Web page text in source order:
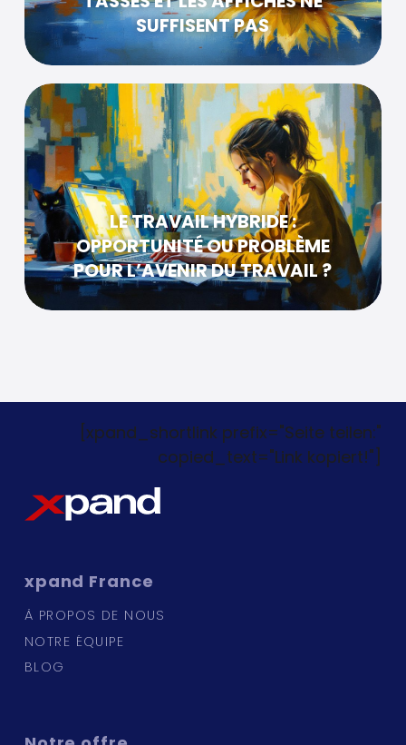
SUFFISENT PAS
LE TRAVAIL HYBRIDE :
OPPORTUNITÉ OU PROBLÈME
POUR L’AVENIR DU TRAVAIL ?
[xpand_shortlink prefix="Seite teilen:"
copied_text="Link kopiert!"]
xpand France
À PROPOS DE NOUS
NOTRE ÉQUIPE
BLOG